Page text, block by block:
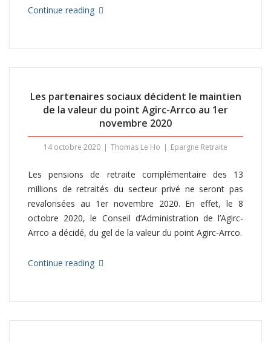
Continue reading
Les partenaires sociaux décident le maintien
de la valeur du point Agirc-Arrco au 1er
novembre 2020
14 octobre 2020 Thomas Le Ho Epargne Retraite
Les pensions de retraite complémentaire des 13
millions de retraités du secteur privé ne seront pas
revalorisées au 1er novembre 2020. En effet, le 8
octobre 2020, le Conseil d’Administration de l’Agirc-
Arrco a décidé, du gel de la valeur du point Agirc-Arrco.
Continue reading